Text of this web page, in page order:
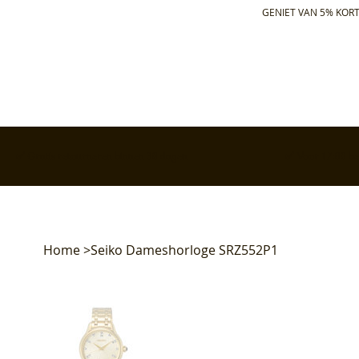
GENIET VAN 5%
Home>Seiko Dameshorloge SRZ552P1